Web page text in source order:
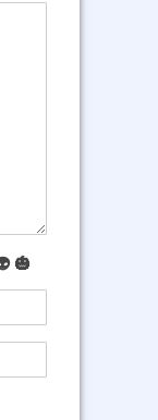
🎃